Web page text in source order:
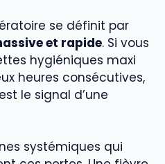
se définit par
et rapide. Si vous
hygiéniques maxi
heures consécutives,
le signal d’une
systémiques qui